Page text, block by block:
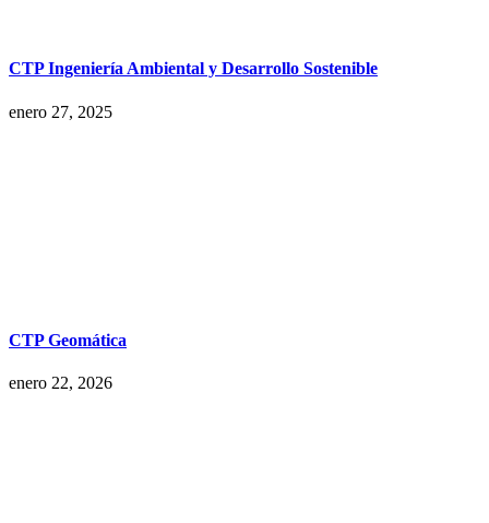
CTP Ingeniería Ambiental y Desarrollo Sostenible
enero 27, 2025
CTP Geomática
enero 22, 2026